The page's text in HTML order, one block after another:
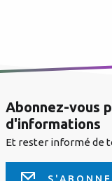
Abonnez-vous
d'informations
Et rester informé de